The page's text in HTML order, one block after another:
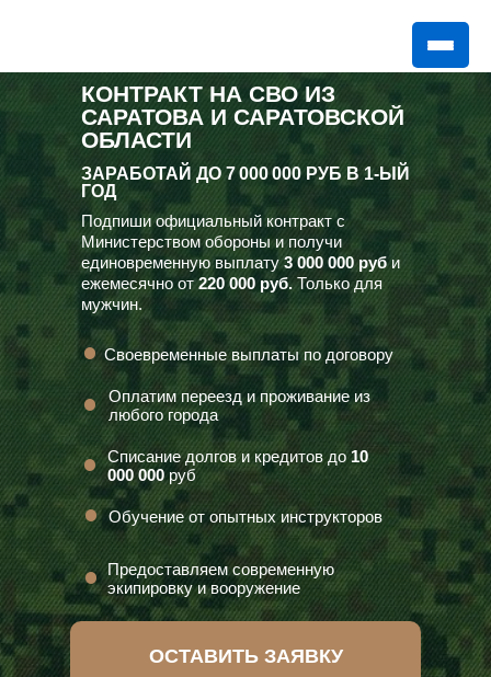
КОНТРАКТ НА СВО ИЗ
САРАТОВА И САРАТОВСКОЙ
ОБЛАСТИ
ЗАРАБОТАЙ ДО 7 000 000 РУБ В 1-ЫЙ
ГОД
Подпиши официальный контракт с
Министерством обороны и получи
единовременную выплату 3 000 000 руби
ежемесячно от220 000 руб.Только для
мужчин.
ОСТАВИТЬ ЗАЯВКУ
Оплатим переезд и проживание из
любого города
Предоставляем современную
экипировку и вооружение
Списание долгов и кредитов до10
000 000 руб
Обучение от опытных инструкторов
Своевременные выплаты по договору